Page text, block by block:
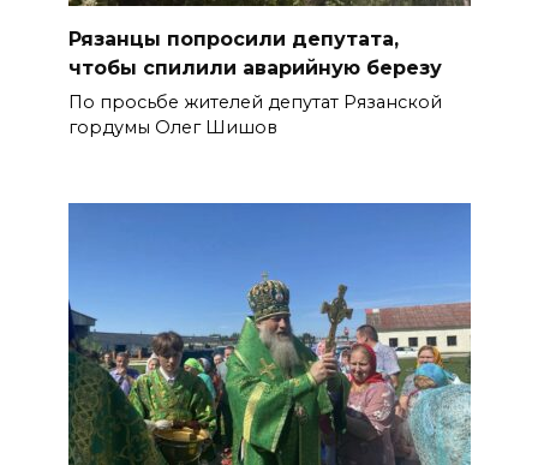
Рязанцы попросили депутата,
чтобы спилили аварийную березу
По просьбе жителей депутат Рязанской
гордумы Олег Шишов